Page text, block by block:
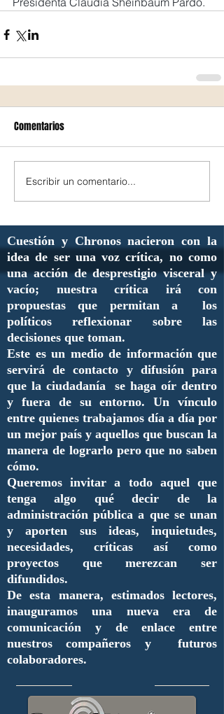
Comentarios
Escribir un comentario...
Cuestión y Chronos nacieron con la
idea de ser una voz crítica, no como
una acción de desprestigio visceral y
vacío; nuestra crítica irá con
propuestas que permitan a los
políticos reflexionar sobre las
decisiones que toman.
Este es un medio de información que
servirá de contacto y difusión para
que la ciudadanía se haga oír dentro
y fuera de su entorno. Un vínculo
entre quienes trabajamos día a día por
un mejor país y aquellos que buscan la
manera de lograrlo pero que no saben
cómo.
Queremos invitar a todo aquel que
tenga algo qué decir de la
administración pública a que se unan
y aporten sus ideas, inquietudes,
necesidades, críticas así como
proyectos que merezcan ser
difundidos.
De esta manera, estimados lectores,
inauguramos una nueva era de
comunicación y de enlace entre
nuestros compañeros y futuros
colaboradores.